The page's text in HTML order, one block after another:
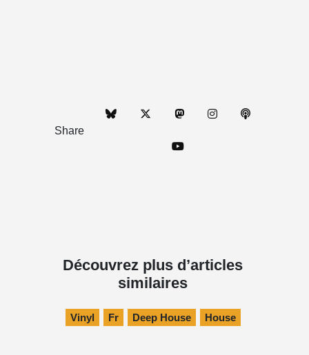
Share
Découvrez plus d’articles
similaires
Vinyl Fr Deep House House